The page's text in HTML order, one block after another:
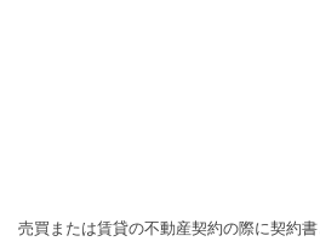
売買または賃貸の不動産契約の際に契約